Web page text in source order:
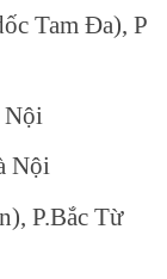
Tam Đa), P
Nội
Nội
P.Bắc Từ